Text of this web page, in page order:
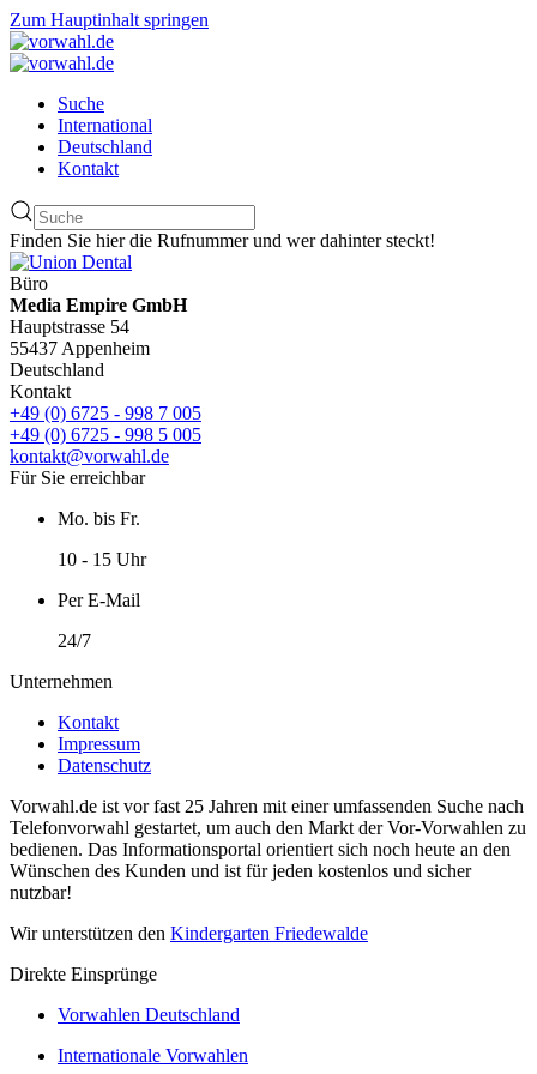
Zum Hauptinhalt springen
Suche
International
Deutschland
Kontakt
Finden Sie hier die Rufnummer und wer dahinter steckt!
Büro
Media Empire GmbH
Hauptstrasse 54
55437 Appenheim
Deutschland
Kontakt
+49 (0) 6725 - 998 7 005
+49 (0) 6725 - 998 5 005
kontakt@vorwahl.de
Für Sie erreichbar
Mo. bis Fr.
10 - 15 Uhr
Per E-Mail
24/7
Unternehmen
Kontakt
Impressum
Datenschutz
Vorwahl.de ist vor fast 25 Jahren mit einer umfassenden Suche nach
Telefonvorwahl gestartet, um auch den Markt der Vor-Vorwahlen zu
bedienen. Das Informationsportal orientiert sich noch heute an den
Wünschen des Kunden und ist für jeden kostenlos und sicher
nutzbar!
Wir unterstützen den Kindergarten Friedewalde
Direkte Einsprünge
Vorwahlen Deutschland
Internationale Vorwahlen